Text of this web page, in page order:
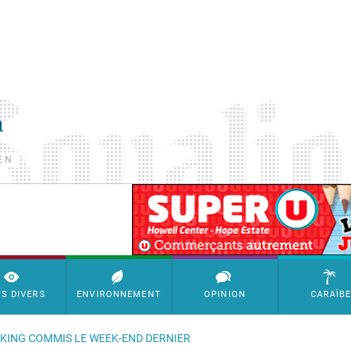
SimpleAds Block Bannière
DIVERS ENVIRONNEMENT OPINION CARAÏBE
COMMIS LE WEEK-END DERNIER